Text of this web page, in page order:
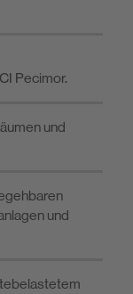
Pecimor.
und
und